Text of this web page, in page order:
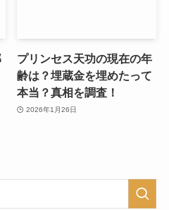
プリンセス天功の現在の年
齢は？埋蔵金を埋めたって
本当？真相を調査！
2026年1月26日